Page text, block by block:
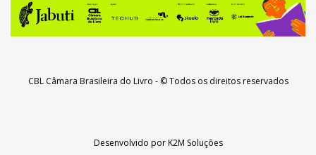
CBL Câmara Brasileira do Livro - © Todos os direitos reservados
Desenvolvido porK2M Soluções